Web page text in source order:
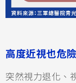
高度近視也危
突然視力退化、